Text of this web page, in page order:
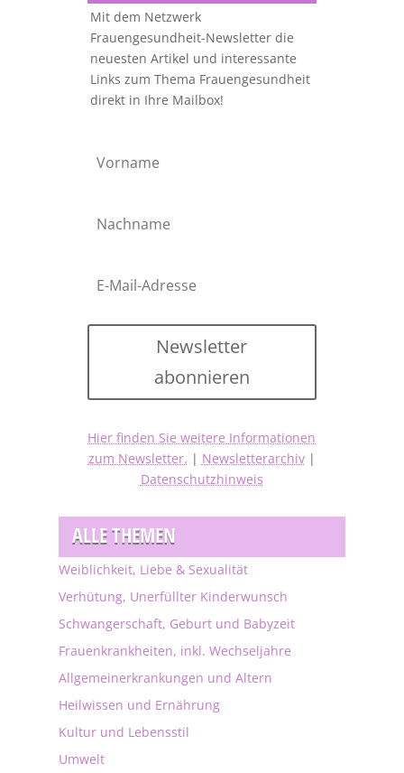
Mit dem Netzwerk
Frauengesundheit-Newsletter die
neuesten Artikel und interessante
Links zum Thema Frauengesundheit
direkt in Ihre Mailbox!
Newsletter
abonnieren
Hier finden Sie weitere Informationen
zum Newsletter. | Newsletterarchiv|
Datenschutzhinweis
ALLE THEMEN
Weiblichkeit, Liebe & Sexualität
Verhütung, Unerfüllter Kinderwunsch
Schwangerschaft, Geburt und Babyzeit
Frauenkrankheiten, inkl. Wechseljahre
Allgemeinerkrankungen und Altern
Heilwissen und Ernährung
Kultur und Lebensstil
Umwelt